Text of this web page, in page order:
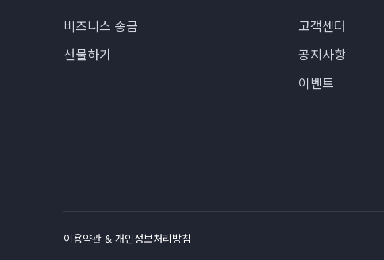
비즈니스 송금
선물하기
고객센터
공지사항
이벤트
이용약관 & 개인정보처리방침